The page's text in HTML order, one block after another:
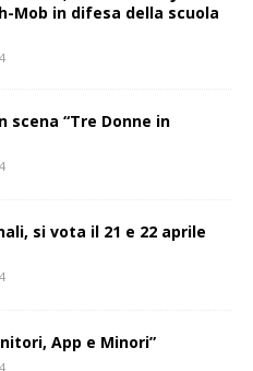
Mob in difesa della scuola
scena “Tre Donne in
si vota il 21 e 22 aprile
App e Minori”